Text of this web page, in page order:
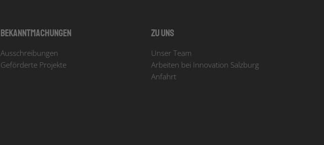
Bekanntmachungen
Ausschreibungen
Geförderte Projekte
Zu uns
Unser Team
Arbeiten bei Innovation Salzburg
Anfahrt